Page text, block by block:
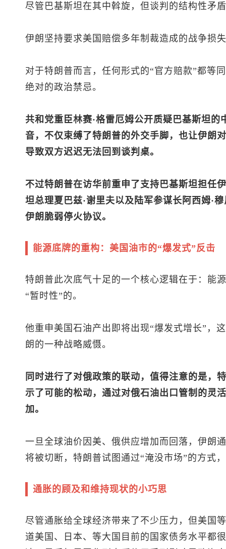
尽管巴基斯坦在其中斡旋，但谈判的结构性矛
伊朗坚持要求美国赔偿多年制裁造成的战争损
对于特朗普而言，任何形式的“官方赔款”都等
绝对的政治禁忌。
共和党重臣林赛·格雷厄姆公开质疑巴基斯坦
音，不仅束缚了特朗普的外交手脚，也让伊朗
导致双方迟迟无法回到谈判桌。
不过特朗普在访华前重申了支持巴基斯坦担任
坦总理夏巴兹·谢里夫以及陆军参谋长阿西姆·
伊朗脆弱停火协议。
能源底牌的重构：美国油市的“爆发式”反击
特朗普此次底气十足的一个核心逻辑在于：能
“暂时性”的。
他重申美国石油产出即将出现“爆发式增长”，
朗的一种战略威慑。
同时进行了对俄政策的联动，值得注意的是，
示了可能的松动，通过对俄石油出口管制的灵
加。
一旦全球油价因美、俄供应增加而回落，伊朗
将被切断，特朗普试图通过“淹没市场”的方式
通胀的顾及和维持现状的小巧思
尽管通胀给全球经济带来了不少压力，但美国
道美国、日本、等大国目前的国家债务水平都